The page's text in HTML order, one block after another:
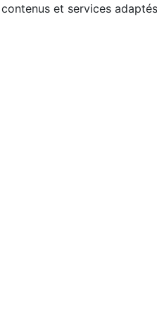
et services